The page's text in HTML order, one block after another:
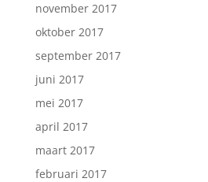
november 2017
oktober 2017
september 2017
juni 2017
mei 2017
april 2017
maart 2017
februari 2017